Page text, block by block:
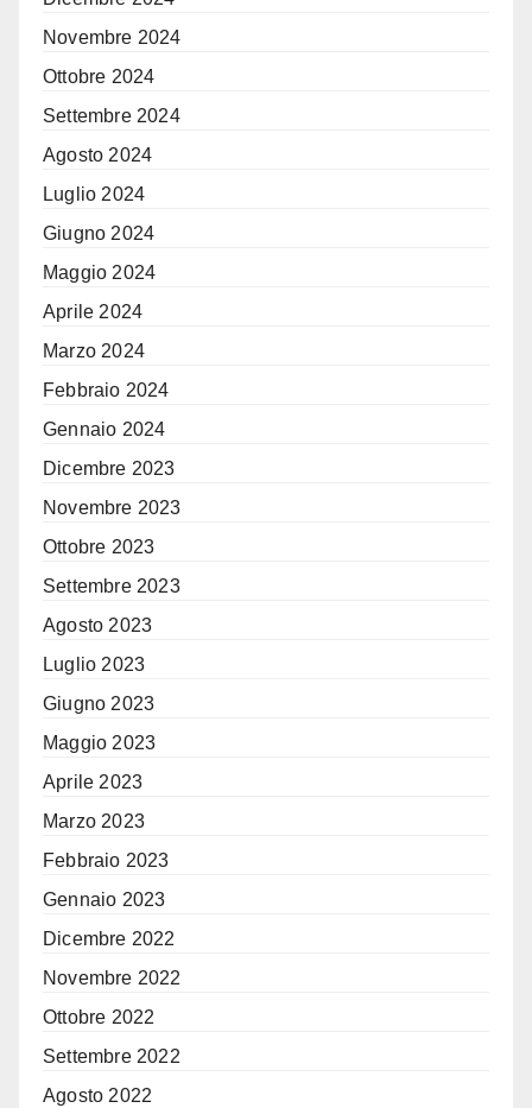
Novembre 2024
Ottobre 2024
Settembre 2024
Agosto 2024
Luglio 2024
Giugno 2024
Maggio 2024
Aprile 2024
Marzo 2024
Febbraio 2024
Gennaio 2024
Dicembre 2023
Novembre 2023
Ottobre 2023
Settembre 2023
Agosto 2023
Luglio 2023
Giugno 2023
Maggio 2023
Aprile 2023
Marzo 2023
Febbraio 2023
Gennaio 2023
Dicembre 2022
Novembre 2022
Ottobre 2022
Settembre 2022
Agosto 2022